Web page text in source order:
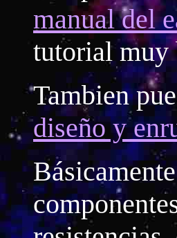
manual del
tutorial muy
Tambien
diseño y